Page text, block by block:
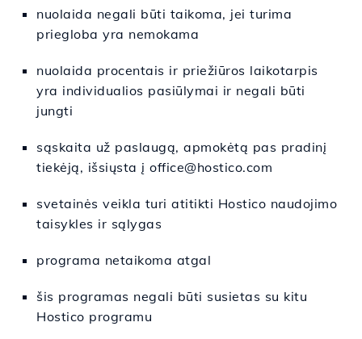
nuolaida negali būti taikoma, jei turima
priegloba yra nemokama
nuolaida procentais ir priežiūros laikotarpis
yra individualios pasiūlymai ir negali būti
jungti
sąskaita už paslaugą, apmokėtą pas pradinį
tiekėją, išsiųsta į office@hostico.com
svetainės veikla turi atitikti Hostico naudojimo
taisykles ir sąlygas
programa netaikoma atgal
šis programas negali būti susietas su kitu
Hostico programu